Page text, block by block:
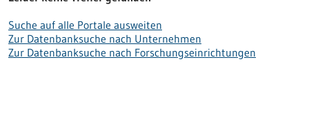
Suche auf alle Portale ausweiten
Zur Datenbanksuche nach Unternehmen
Zur Datenbanksuche nach Forschungseinrichtungen